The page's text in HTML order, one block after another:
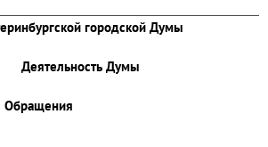
городской Думы
Деятельность Думы
Обращения